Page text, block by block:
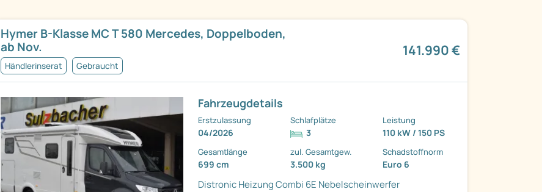
Hymer B-Klasse MC T 580 Mercedes, Doppelboden,
ab Nov.
Händlerinserat Gebraucht
141.990 €
Fahrzeugdetails
Erstzulassung
04/2026
Schlafplätze
3
Leistung
110 kW / 150 PS
Gesamtlänge
699 cm
zul. Gesamtgew.
3.500 kg
Schadstoffnorm
Euro 6
DistronicHeizung Combi 6E Nebelscheinwerfer